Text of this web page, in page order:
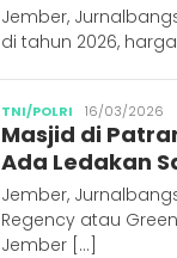
Jember,
di tahun 2026,
TNI/POLRI Publisher
16/03/2026
Masjid di
Ada Ledakan
Jember,
Regency atau
Jember […]